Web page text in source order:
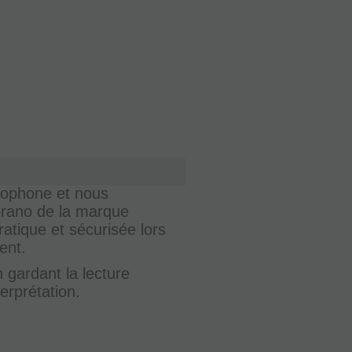
et nous
de la marque
et sécurisée lors
gardant la lecture